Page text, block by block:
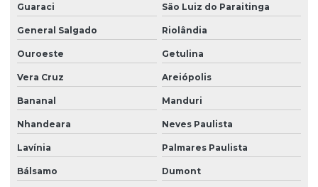
Guaraci São Luiz do Paraitinga
General Salgado Riolândia
Ouroeste Getulina
Vera Cruz Areiópolis
Bananal Manduri
Nhandeara Neves Paulista
Lavínia Palmares Paulista
Bálsamo Dumont